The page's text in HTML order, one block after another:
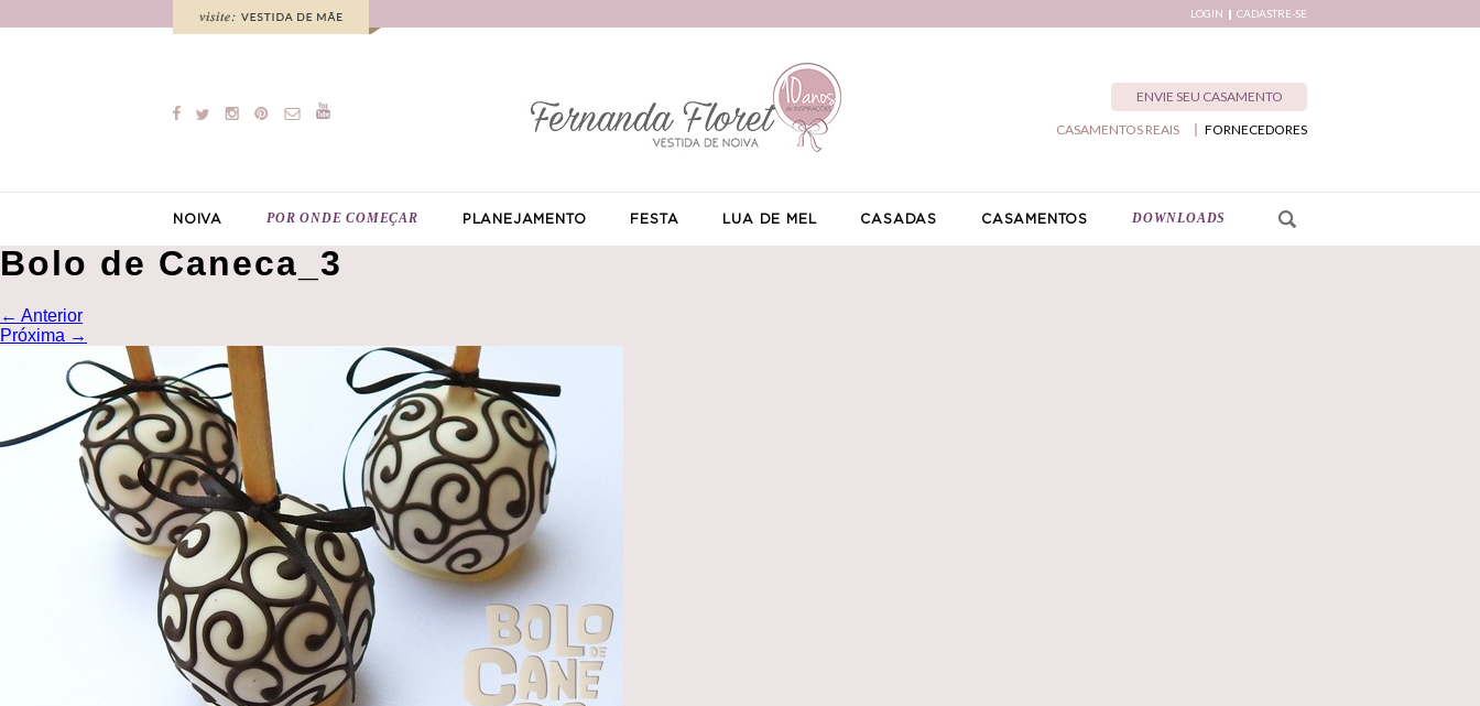
LOGIN CADASTRE-SE
ENVIE SEU CASAMENTO
FORNECEDORES
CASAMENTOS REAIS
NOIVA POR ONDE COMEÇAR PLANEJAMENTO FESTA LUA DE MEL CASADAS CASAMENTOS DOWNLOADS
Bolo de Caneca_3
← Anterior
Próxima →